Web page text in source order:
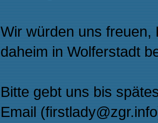
Wir würden uns freuen,
daheim in Wolferstadt
Bitte gebt uns bis
Email